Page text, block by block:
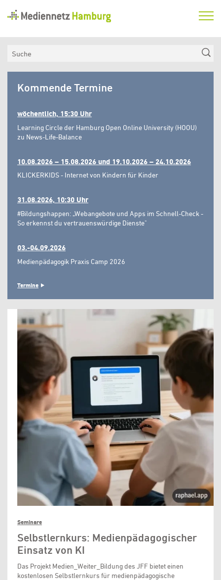
Hamburg
Aktuelles
Medienkompetenzfonds
Hamburg
Kommende Termine
wöchentlich, 15:30 Uhr
Learning Circle der Hamburg Open Online University (HOOU)
zu News-Life-Balance
10.08.2026 – 15.08.2026 und 19.10.2026 – 24.10.2026
KLICKERKIDS - Internet von Kindern für Kinder
31.08.2026, 10:30 Uhr
#Bildungshappen: „Webangebote und Apps im Schnell-Check -
So erkennst du vertrauenswürdige Dienste"
03.-04.09.2026
Medienpädagogik Praxis Camp 2026
Termine
Seminare
Selbstlernkurs: Medienpädagogischer
Einsatz von KI
Das Projekt Medien_Weiter_Bildung des JFF bietet einen
kostenlosen Selbstlernkurs für medienpädagogische